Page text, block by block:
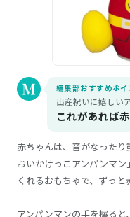
編集部おすすめポイ
出産祝いに嬉しい
これがあれば
赤ちゃんは、音がなった
おいかけっこアンパンマ
くれるおもちゃで、ずっと
アンパンマンの手を握ると